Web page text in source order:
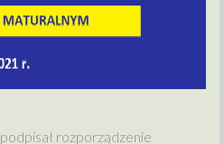
podpisał rozporządzenie